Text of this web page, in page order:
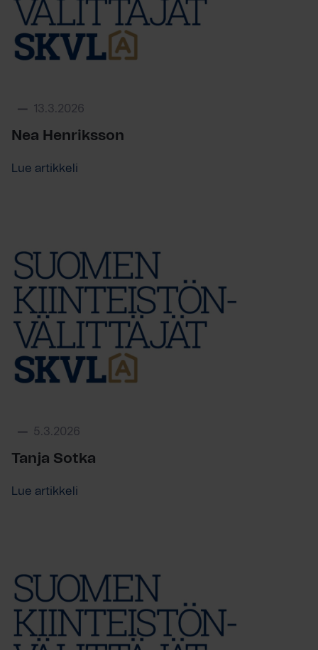
13.3.2026
Nea Henriksson
Lue artikkeli
5.3.2026
Tanja Sotka
Lue artikkeli